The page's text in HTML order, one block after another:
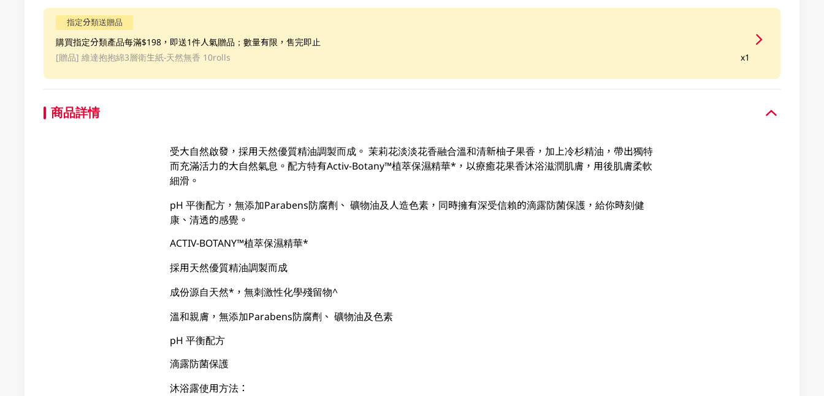
指定分類送贈品
購買指定分類產品每滿$198，即送1件人氣贈品；數量有限，售完即止
[贈品] 維達抱抱綿3層衛生紙-天然無香 10rolls x1
商品詳情
受大自然啟發，採用天然優質精油調製而成。 茉莉花淡淡花香融合溫和清新柚子果香，加上冷杉精油，帶出獨特
而充滿活力的大自然氣息。配方特有Activ-Botany™植萃保濕精華*，以療癒花果香沐浴滋潤肌膚，用後肌膚柔軟
細滑。
pH 平衡配方，無添加Parabens防腐劑、 礦物油及人造色素，同時擁有深受信賴的滴露防菌保護，給你時刻健
康、清透的感覺。
ACTIV-BOTANY™植萃保濕精華*
採用天然優質精油調製而成
成份源自天然*，無刺激性化學殘留物^
溫和親膚，無添加Parabens防腐劑、 礦物油及色素
pH 平衡配方
滴露防菌保護
沐浴露使用方法：